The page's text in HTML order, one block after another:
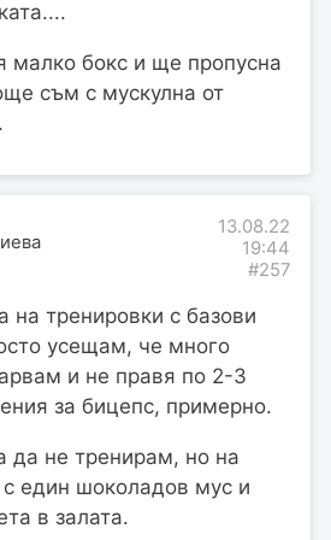
малко бокс и ще пропусна
съм с мускулна от
13.08.22
19:44
#257
на тренировки с базови
усещам, че много
и не правя по 2-3
за бицепс, примерно.
да не тренирам, но на
един шоколадов мус и
в залата.